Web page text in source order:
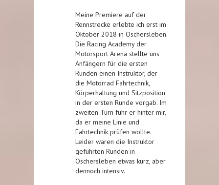
Meine Premiere auf der
Rennstrecke erlebte ich erst im
Oktober 2018 in Oschersleben.
Die Racing Academy der
Motorsport Arena stellte uns
Anfängern für die ersten
Runden einen Instruktor, der
die Motorrad Fahrtechnik,
Körperhaltung und Sitzposition
in der ersten Runde vorgab. Im
zweiten Turn fuhr er hinter mir,
da er meine Linie und
Fahrtechnik prüfen wollte.
Leider waren die Instruktor
geführten Runden in
Oschersleben etwas kurz, aber
dennoch intensiv.